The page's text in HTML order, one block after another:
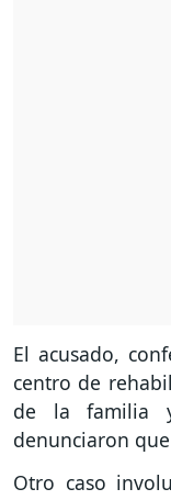
El acusado,
centro de
de la familia
denunciaron
Otro caso